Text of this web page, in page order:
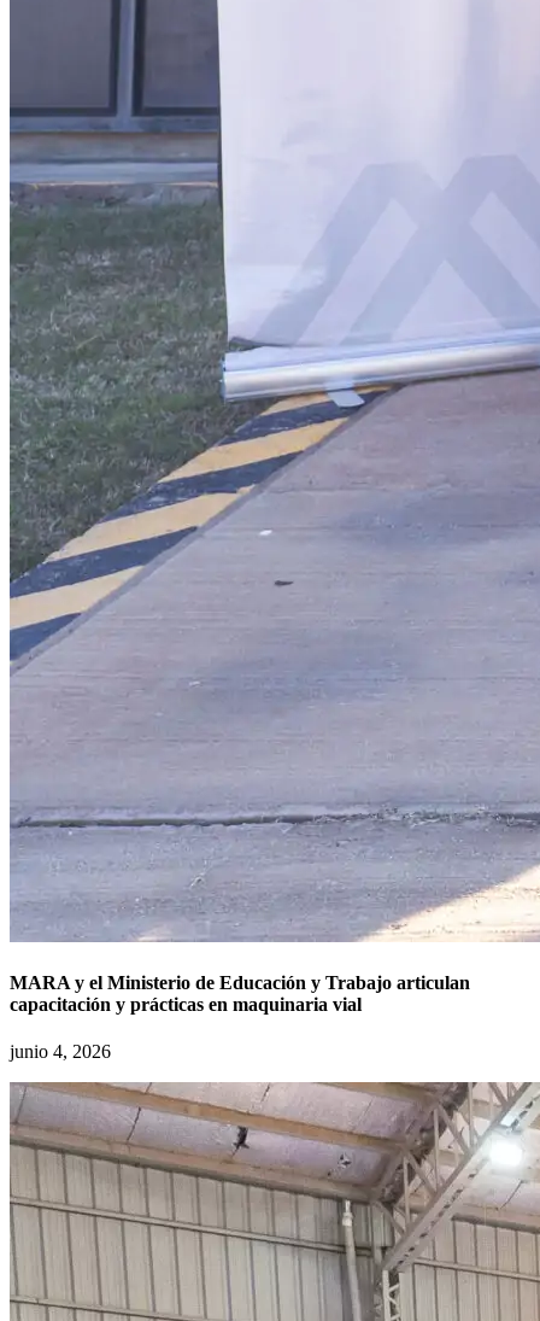
MARA y el Ministerio de Educación y Trabajo articulan
capacitación y prácticas en maquinaria vial
junio 4, 2026